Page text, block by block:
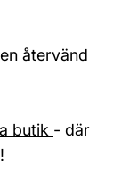
återvänd
butik - där